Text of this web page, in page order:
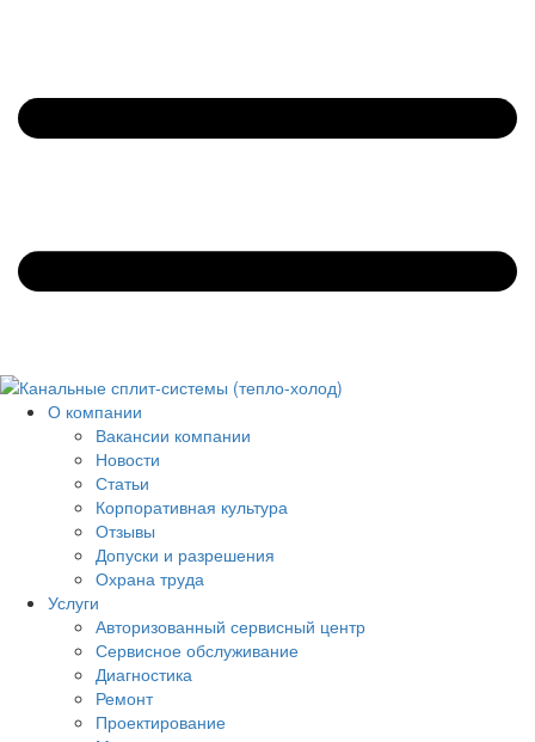
О компании
Вакансии компании
Новости
Статьи
Корпоративная культура
Отзывы
Допуски и разрешения
Охрана труда
Услуги
Авторизованный сервисный центр
Сервисное обслуживание
Диагностика
Ремонт
Проектирование